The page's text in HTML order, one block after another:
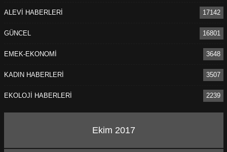
ALEVİ HABERLERİ 17142
GÜNCEL 16801
EMEK-EKONOMİ 3648
KADIN HABERLERİ 3507
EKOLOJİ HABERLERİ 2239
Ekim 2017